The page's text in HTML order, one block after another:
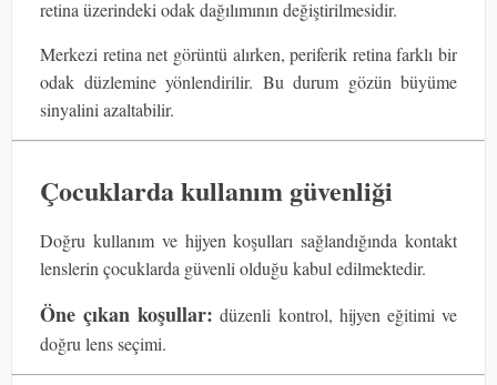
retina üzerindeki odak dağılımının değiştirilmesidir.
Merkezi retina net görüntü alırken, periferik retina farklı bir
odak düzlemine yönlendirilir. Bu durum gözün büyüme
sinyalini azaltabilir.
Çocuklarda kullanım güvenliği
Doğru kullanım ve hijyen koşulları sağlandığında kontakt
lenslerin çocuklarda güvenli olduğu kabul edilmektedir.
Öne çıkan koşullar: düzenli kontrol, hijyen eğitimi ve
doğru lens seçimi.